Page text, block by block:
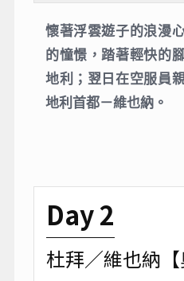
懷著浮雲遊子的浪漫
的憧憬，踏著輕快的
地利；翌日在空服員
地利首都－維也納。
Day 2
杜拜／維也納【